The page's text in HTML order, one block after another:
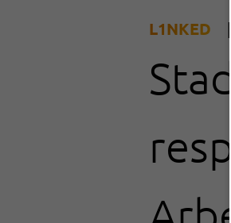
L1NKED |